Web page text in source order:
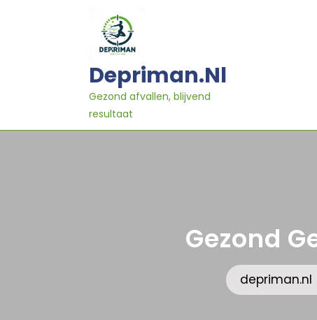
Depriman.nl
Gezond afvallen, blijvend
resultaat
Gezond
depriman.nl